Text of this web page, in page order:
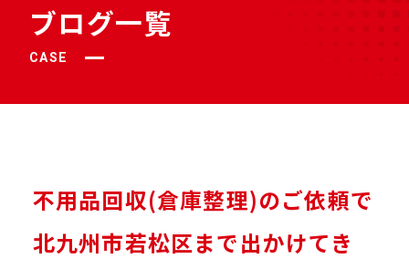
ブログ一覧
CASE
不用品回収(倉庫整理)のご依頼で
北九州市若松区まで出かけてき